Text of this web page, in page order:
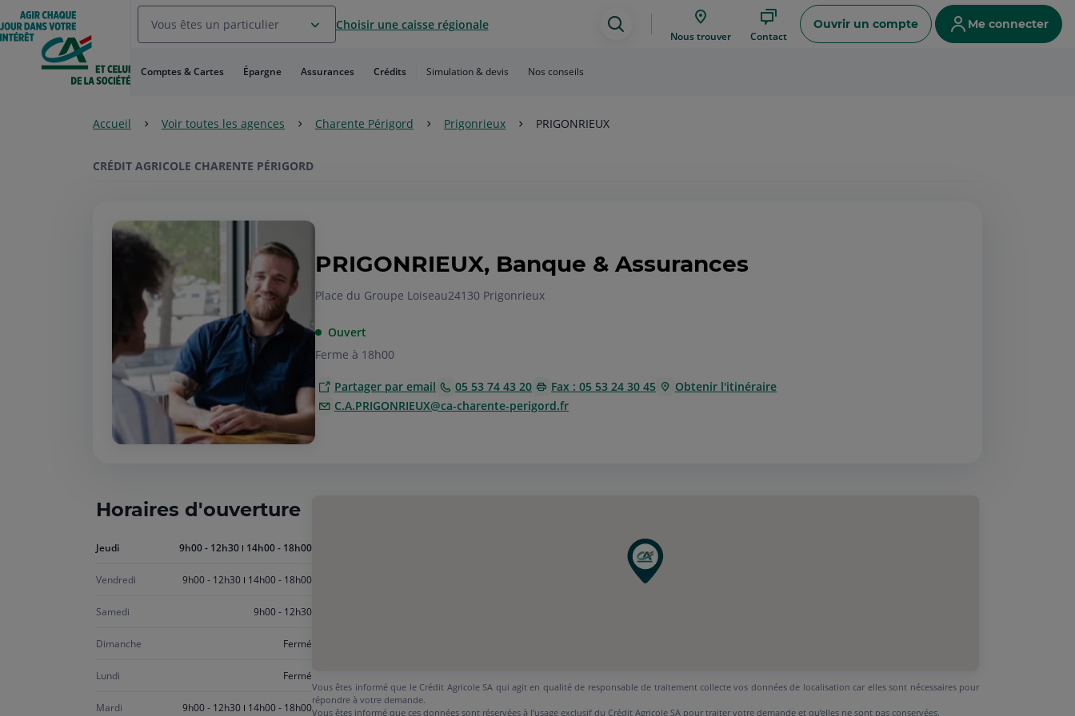
Aller
au
Menu
Aller au
Contenu
Vous êtes un particulier Choisir une caisse régionale
Assistance
Nous trouver Contact
Ouvrir un compte Me connecter
Comptes & Cartes Épargne Assurances Crédits Simulation & devis Nos conseils
Accueil Voir toutes les agences Charente Périgord Prigonrieux PRIGONRIEUX
CRÉDIT AGRICOLE CHARENTE PÉRIGORD
PRIGONRIEUX, Banque & Assurances
Place du Groupe Loiseau24130 Prigonrieux
Ouvert
Ferme à 18h00
Partager par email 05 53 74 43 20 Fax : 05 53 24 30 45
Obtenir l'itinéraire
C.A.PRIGONRIEUX@ca-charente-perigord.fr
Horaires d'ouverture
JeudiAujourd'hui
9h00 - 12h30 14h00 - 18h00
Vendredi 9h00 - 12h30 14h00 - 18h00
Samedi 9h00 - 12h30
Dimanche Fermé
Lundi Fermé
Mardi 9h00 - 12h30 14h00 - 18h00
Vous êtes informé que le Crédit Agricole SA qui agit en qualité de responsable de traitement collecte vos données de localisation car elles sont nécessaires pour
répondre à votre demande.
Vous êtes informé que ces données sont réservées à l’usage exclusif du Crédit Agricole SA pour traiter votre demande et qu’elles ne sont pas conservées.